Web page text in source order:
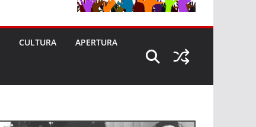
CULTURA APERTURA